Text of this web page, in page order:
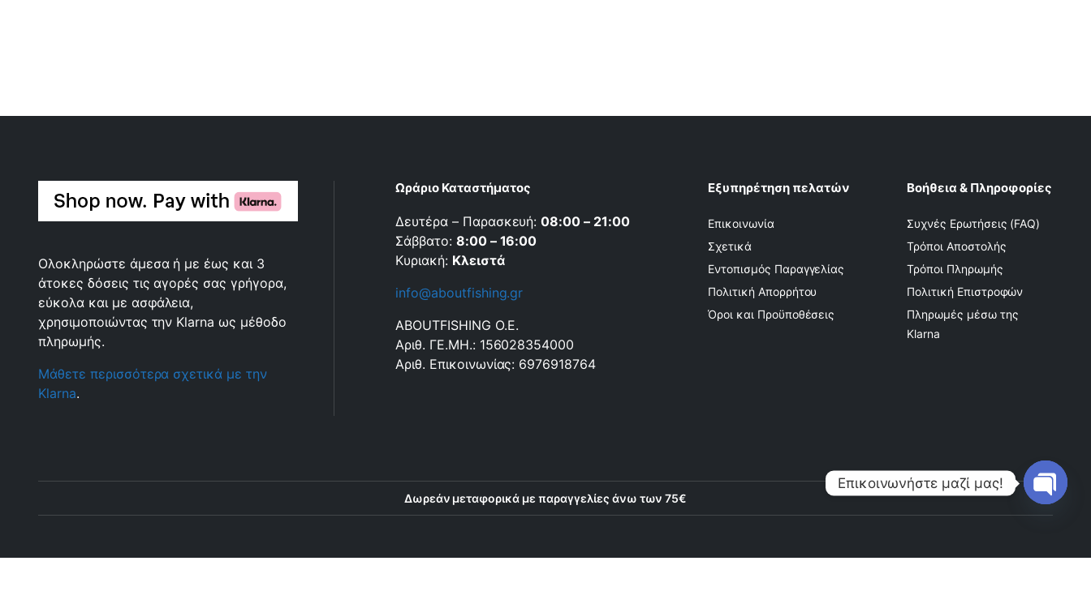
Ολοκληρώστε άμεσα ή με έως και 3
άτοκες δόσεις τις αγορές σας γρήγορα,
εύκολα και με ασφάλεια,
χρησιμοποιώντας την Klarna ως μέθοδο
πληρωμής.
Μάθετε περισσότερα σχετικά με την
Klarna.
Ωράριο Καταστήματος
Δευτέρα – Παρασκευή:08:00 – 21:00
Σάββατο: 8:00 – 16:00
Κυριακή: Κλειστά
info@aboutfishing.gr
ABOUTFISHING Ο.Ε.
Αριθ. ΓΕ.ΜΗ.: 156028354000
Αριθ. Επικοινωνίας: 6976918764
Εξυπηρέτηση πελατών
Επικοινωνία
Σχετικά
Εντοπισμός Παραγγελίας
Πολιτική Απορρήτου
Όροι και Προϋποθέσεις
Βοήθεια & Πληροφορίες
Συχνές Ερωτήσεις (FAQ)
Τρόποι Αποστολής
Τρόποι Πληρωμής
Πολιτική Επιστροφών
Πληρωμές μέσω της
Klarna
Δωρεάν μεταφορικά με παραγγελίες άνω των 75€
Επικοινωνήστε μαζί μας!